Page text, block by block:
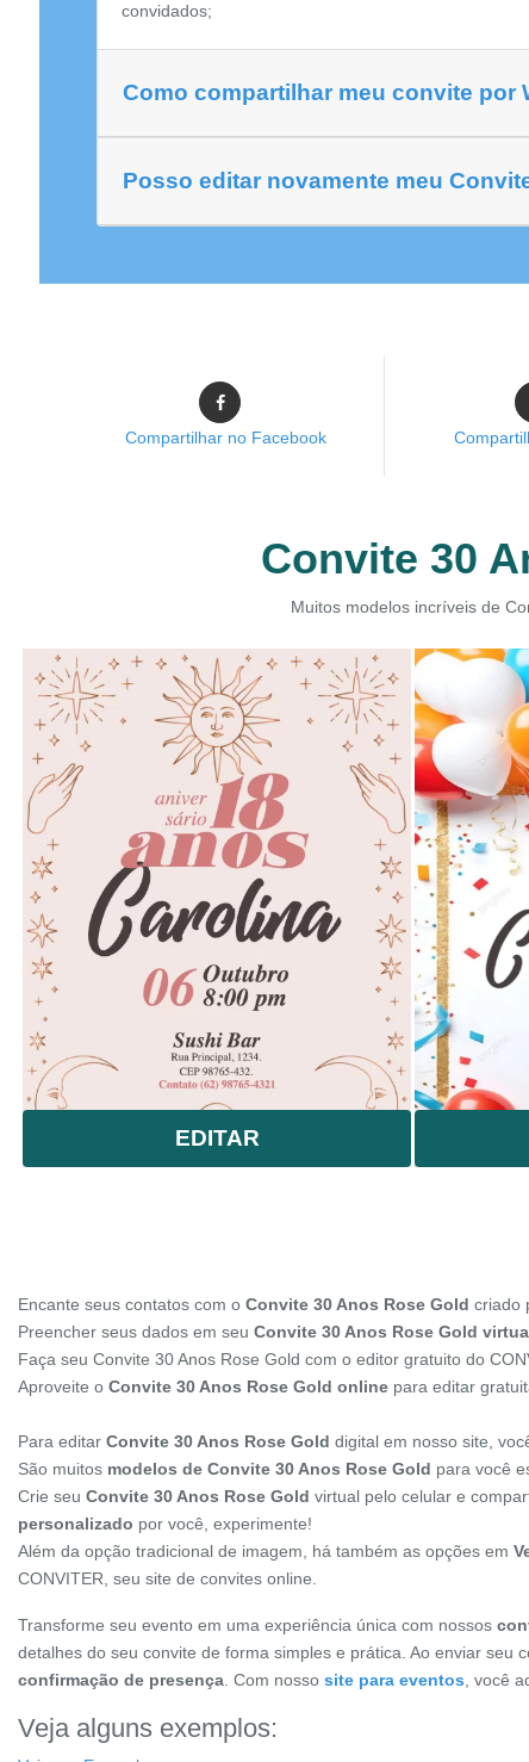
convidados;
Como compartilhar meu convite por
Posso editar novamente meu
Compartilhar no Facebook
Convite 30
Muitos modelos incríveis de
EDITAR
Encante seus contatos com o Convite 30 Anos Rose Gold criado
Preencher seus dados em seu Convite 30 Anos Rose Gold
Faça seu Convite 30 Anos Rose Gold com o editor gratuito do
Aproveite o Convite 30 Anos Rose Gold online para editar
Para editar Convite 30 Anos Rose Gold digital em nosso site,
São muitos modelos de Convite 30 Anos Rose Gold para você
Crie seu Convite 30 Anos Rose Gold virtual pelo celular e
personalizado por você, experimente!
Além da opção tradicional de imagem, há também as opções em
CONVITER, seu site de convites online.
Transforme seu evento em uma experiência única com nossos
detalhes do seu convite de forma simples e prática. Ao enviar seu
confirmação de presença . Com nosso site para eventos , você
Veja alguns exemplos: